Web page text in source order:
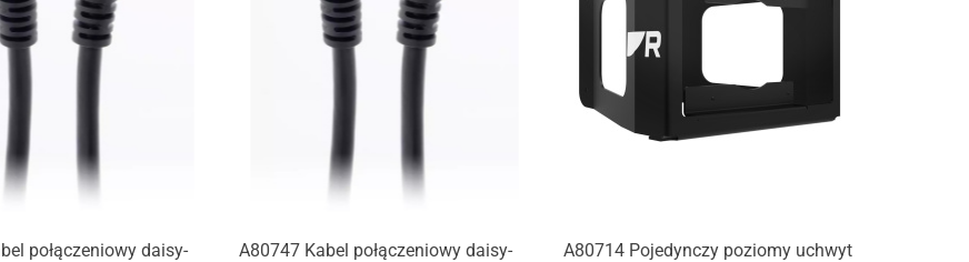
połączeniowy daisy-
A80747 Kabel połączeniowy daisy-
A80714 Pojedynczy poziomy uchwyt